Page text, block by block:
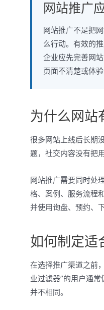
网站推广
网站推广不是把
么行动。有效的
企业应先完善网
页面不清楚或体
为什么网站
很多网站上线后长期
题，社交内容没有把
网站推广需要同时处
格、案例、服务流程
并使用询盘、预约、
如何制定适
在选择推广渠道之前
业过滤器”的用户通
并不相同。